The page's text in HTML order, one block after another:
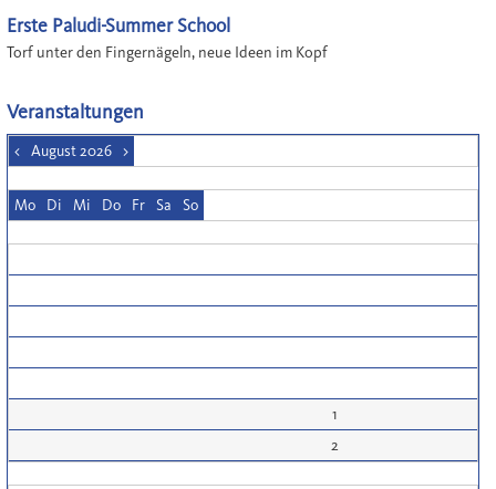
Erste Paludi-Summer School
Torf unter den Fingernägeln, neue Ideen im Kopf
Veranstaltungen
< August 2026 >
Mo Di Mi Do Fr Sa So
1
2